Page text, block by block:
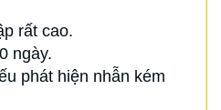
rất cao.
ngày.
phát hiện nhẫn kém